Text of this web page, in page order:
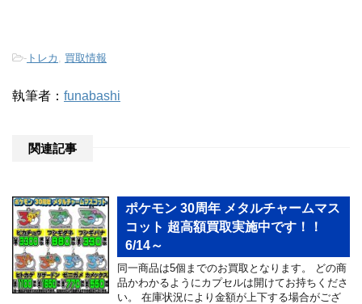
- トレカ 買取情報
執筆者： funabashi
関連記事
ポケモン 30周年 メタルチャームマス
コット 超高額買取実施中です！！
6/14～
同一商品は5個までのお買取となります。 どの商
品かわかるようにカプセルは開けてお持ちくださ
い。 在庫状況により金額が上下する場合がござ